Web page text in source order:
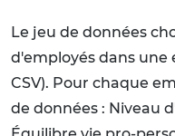
Le jeu de données
d'employés dans
CSV). Pour chaque
de données : Niveau